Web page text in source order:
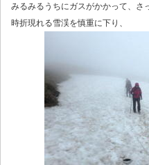
みるみるうちにガスがかかって、さ
時折現れる雪渓を慎重に下り、